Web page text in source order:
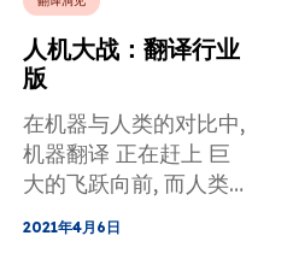
人机大战：翻译行业
版
在机器与人类的对比中,
机器翻译 正在赶上 巨
大的飞跃向前, 而人类
也在进步 提供更快使
用的技术工具, 但显然
2021年4月6日